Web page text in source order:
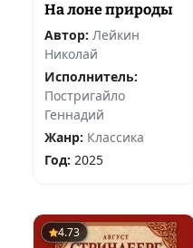
На лоне природы
Автор: Лейкин
Николай
Исполнитель:
Постригайло
Геннадий
Жанр: Классика
Год: 2025
4.73